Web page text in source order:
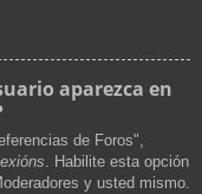
aparezca en
de Foros",
. Habilite esta opción
y usted mismo.